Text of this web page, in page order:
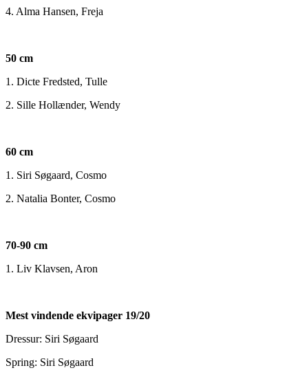
4. Alma Hansen, Freja
50 cm
1. Dicte Fredsted, Tulle
2. Sille Hollænder, Wendy
60 cm
1. Siri Søgaard, Cosmo
2. Natalia Bonter, Cosmo
70-90 cm
1. Liv Klavsen, Aron
Mest vindende ekvipager 19/20
Dressur: Siri Søgaard
Spring: Siri Søgaard